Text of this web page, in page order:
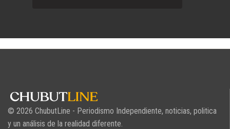
© 2026 ChubutLine - Periodismo Independiente, noticias, politica
y un análisis de la realidad diferente.